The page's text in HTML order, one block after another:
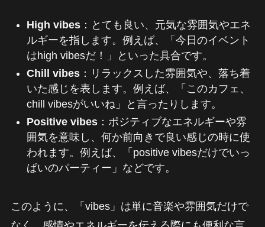
High vibes：とても良い、元気な雰囲気やエネ
ルギーを指します。例えば、「今日のイベント
はhigh vibesだ！」といった具合です。
Chill vibes：リラックスした雰囲気や、落ち着
いた感じを表します。例えば、「このカフェ、
chill vibesがいいね」と言ったりします。
Positive vibes：ポジティブなエネルギーや雰
囲気を意味し、何か前向きで良い感じの時に使
われます。例えば、「positive vibesだけでいっ
ぱいのパーティー」などです。
このように、「vibes」は単に音楽や雰囲気だけで